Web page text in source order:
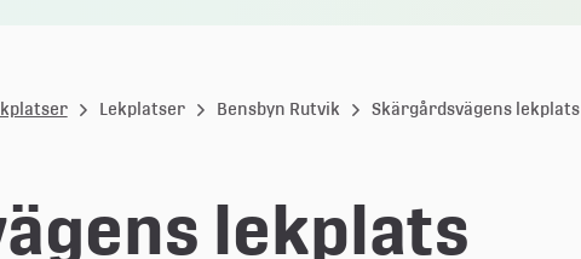
Lekplatser Bensbyn Rutvik Skärgårdsvägens lekplats
lekplats